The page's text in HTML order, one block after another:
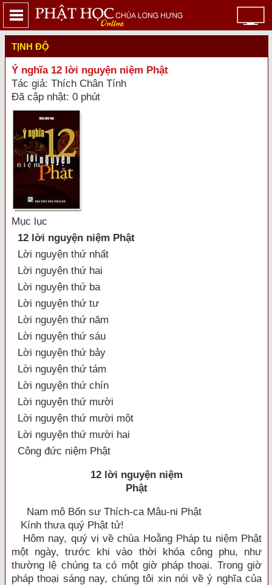
TỊNH ĐỘ
Ý nghĩa 12 lời nguyện niệm Phật
Tác giả: Thích Chân Tính
Đã cập nhật: 0 phút
Mục lục
12 lời nguyện niệm Phật
Lời nguyện thứ nhất
Lời nguyện thứ hai
Lời nguyện thứ ba
Lời nguyện thứ tư
Lời nguyện thứ năm
Lời nguyện thứ sáu
Lời nguyện thứ bảy
Lời nguyện thứ tám
Lời nguyện thứ chín
Lời nguyện thứ mười
Lời nguyện thứ mười một
Lời nguyện thứ mười hai
Công đức niệm Phật
12 lời nguyện niệm
Phật
Nam mô Bổn sư Thích-ca Mâu-ni Phật
Kính thưa quý Phật tử!
Hôm nay, quý vị về chùa Hoằng Pháp tu niệm Phật
một ngày, trước khi vào thời khóa công phu, như
thường lệ chúng ta có một giờ pháp thoại. Trong giờ
pháp thoại sáng nay, chúng tôi xin nói về ý nghĩa của